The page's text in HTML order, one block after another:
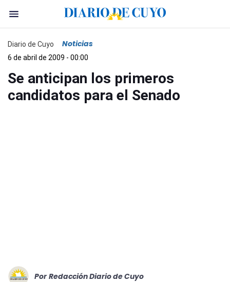
Diario de Cuyo Noticias
6 de abril de 2009 - 00:00
Se anticipan los primeros
candidatos para el Senado
Por Redacción Diario de Cuyo